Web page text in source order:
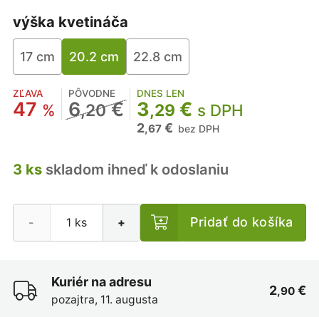
výška kvetináča
17 cm 20.2 cm 22.8 cm
ZĽAVA
47 %
PÔVODNE
6,20€
DNES LEN
3,29 € s DPH
2,67€ bez DPH
3 ksskladom ihneď k odoslaniu
- + Pridať do košíka
Kuriér na adresu
pozajtra, 11. augusta
2,90 €